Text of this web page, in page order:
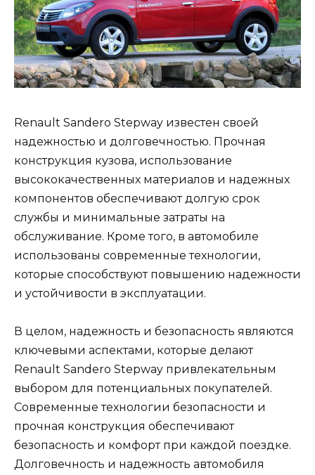
Renault Sandero Stepway известен своей
надежностью и долговечностью. Прочная
конструкция кузова, использование
высококачественных материалов и надежных
компонентов обеспечивают долгую срок
службы и минимальные затраты на
обслуживание. Кроме того, в автомобиле
использованы современные технологии,
которые способствуют повышению надежности
и устойчивости в эксплуатации.
В целом, надежность и безопасность являются
ключевыми аспектами, которые делают
Renault Sandero Stepway привлекательным
выбором для потенциальных покупателей.
Современные технологии безопасности и
прочная конструкция обеспечивают
безопасность и комфорт при каждой поездке.
Долговечность и надежность автомобиля